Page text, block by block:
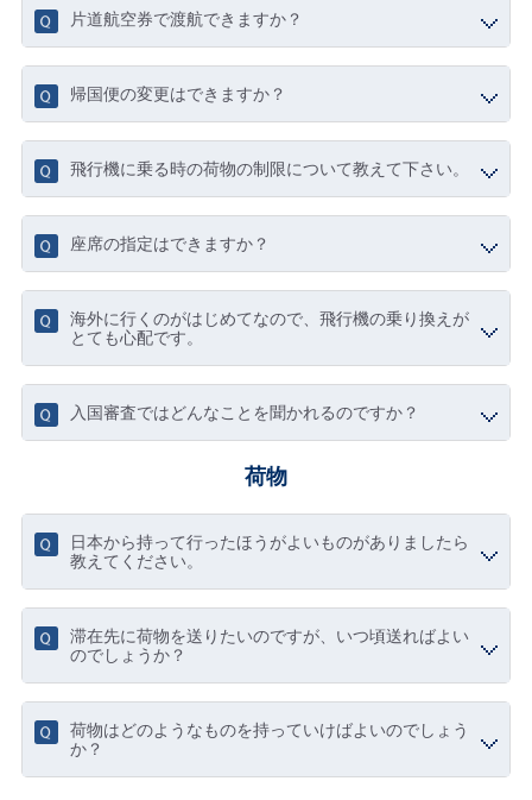
片道航空券で渡航できますか？
帰国便の変更はできますか？
飛行機に乗る時の荷物の制限について教えて下さい。
座席の指定はできますか？
海外に行くのがはじめてなので、飛行機の乗り換えが
とても心配です。
入国審査ではどんなことを聞かれるのですか？
荷物
日本から持って行ったほうがよいものがありましたら
教えてください。
滞在先に荷物を送りたいのですが、いつ頃送ればよい
のでしょうか？
荷物はどのようなものを持っていけばよいのでしょう
か？